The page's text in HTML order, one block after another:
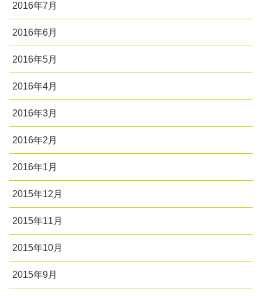
2016年7月
2016年6月
2016年5月
2016年4月
2016年3月
2016年2月
2016年1月
2015年12月
2015年11月
2015年10月
2015年9月